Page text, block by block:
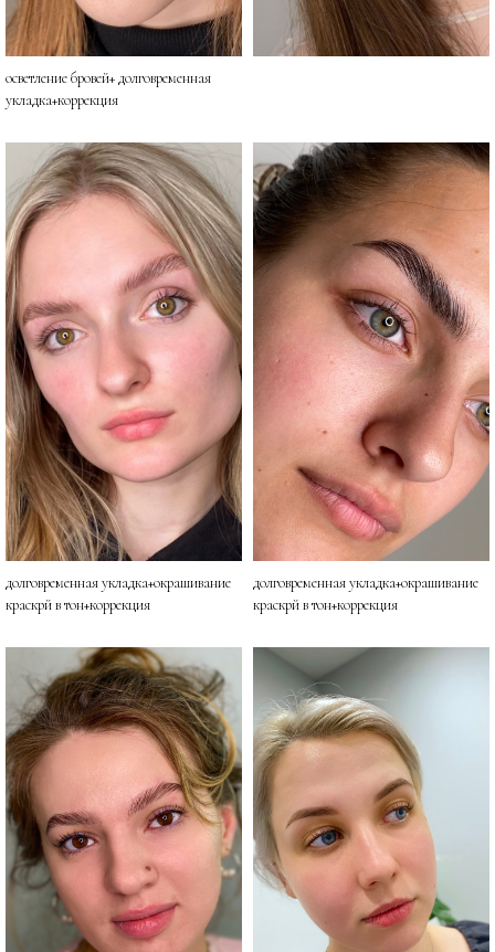
осветление бровей+ долговременная
укладка+коррекция
долговременная укладка+окрашивание
краскрй в тон+коррекция
долговременная укладка+окрашивание
краскрй в тон+коррекция